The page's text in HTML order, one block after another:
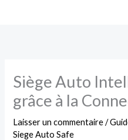
Siège Auto
grâce à la
Laisser un commentaire /
Siege Auto Safe